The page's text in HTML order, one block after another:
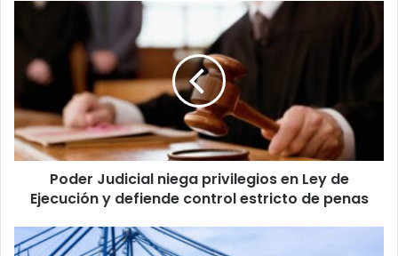
Poder
privilegios
en
Ley
de
Ejecución
y
defiende
control
penas
Poder Judicial niega privilegios en Ley de
Ejecución y defiende control estricto de penas
Exportadores
activan